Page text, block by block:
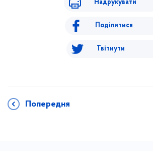
Надрукувати
Поділитися
Твітнути
Попередня